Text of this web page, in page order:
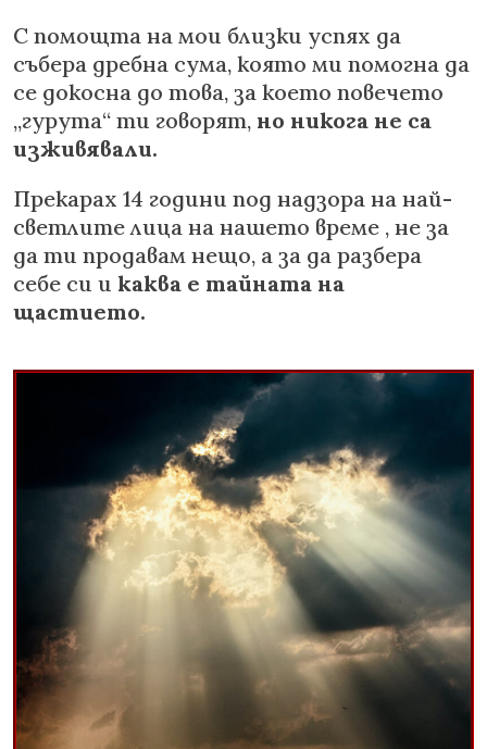
С помощта на мои близки успях да
събера дребна сума, която ми помогна да
се докосна до това, за което повечето
„гурута“ ти говорят, но никога не са
изживявали.
Прекарах 14 години под надзора на най-
светлите лица на нашето време , не за
да ти продавам нещо, а за да разбера
себе си и каква е тайната на
щастието.